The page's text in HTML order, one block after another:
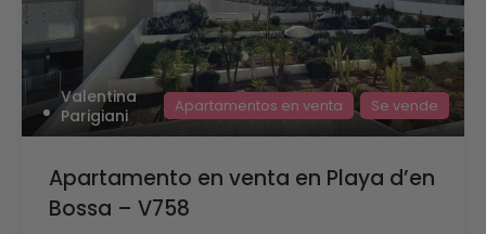
Valentina
Parigiani
Apartamentos en venta Se vende
Apartamento en venta en Playa d’en
Bossa – V758